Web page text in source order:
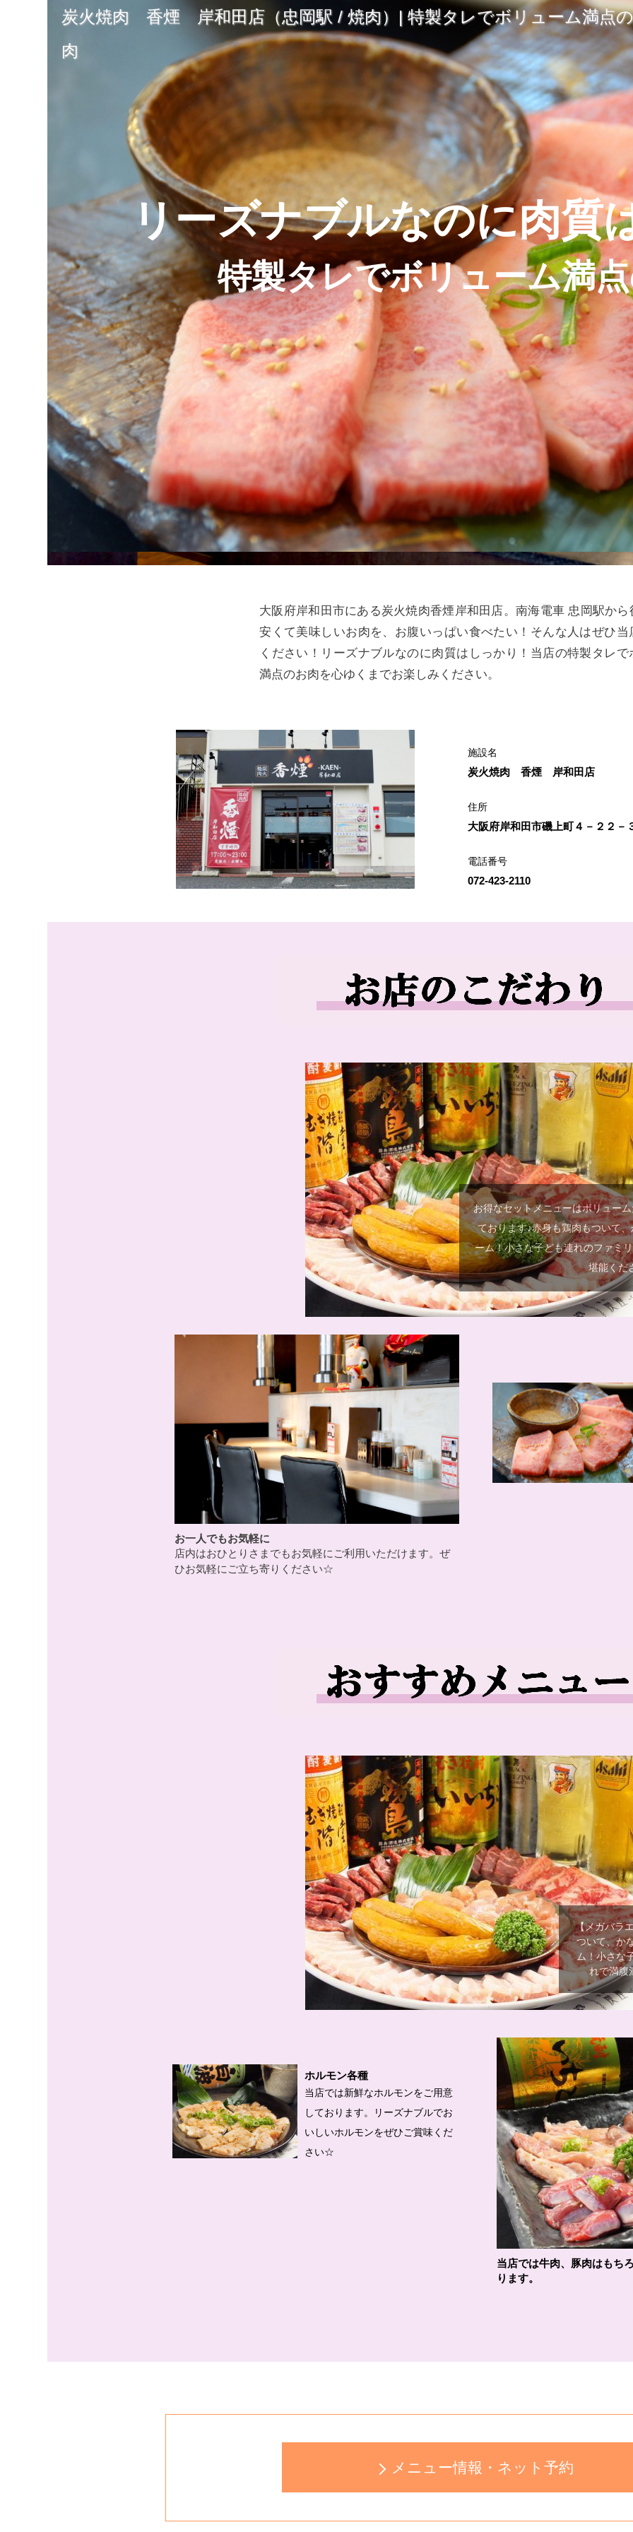
炭火焼肉 香煙 岸和田店（忠岡駅 / 焼肉）| 特製タレでボリューム満点
肉
リーズナブルなのに肉質
特製タレでボリューム満
大阪府岸和田市にある炭火焼肉香煙岸和田店。南海電車 忠岡駅から
安くて美味しいお肉を、お腹いっぱい食べたい！そんな人はぜひ当
ください！リーズナブルなのに肉質はしっかり！当店の特製タレで
満点のお肉を心ゆくまでお楽しみください。
施設名
炭火焼肉 香煙 岸和田店
住所
大阪府岸和田市磯上町４－２２－
電話番号
072-423-2110
お得なセットメニューはボリュー
ております♪赤身も鶏肉もついて
ーム！小さな子ども連れのファミ
堪能くだ
お一人でもお気軽に
店内はおひとりさまでもお気軽にご利用いただけます。ぜ
ひお気軽にご立ち寄りください☆
【メガバラ
ついて、か
ム！小さな
れで満腹
ホルモン各種
当店では新鮮なホルモンをご用意
しております。リーズナブルでお
いしいホルモンをぜひご賞味くだ
さい☆
当店では牛肉、豚肉はもち
ります。
メニュー情報・ネット予約